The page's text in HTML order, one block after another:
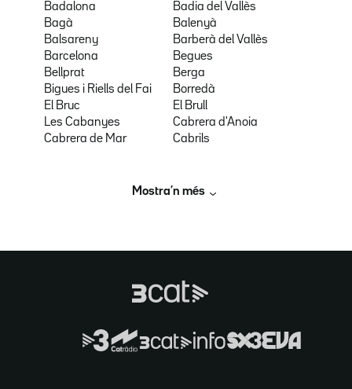
Badalona
Badia del Vallès
Bagà
Balenyà
Balsareny
Barberà del Vallès
Barcelona
Begues
Bellprat
Berga
Bigues i Riells del Fai
Borredà
El Bruc
El Brull
Les Cabanyes
Cabrera d'Anoia
Cabrera de Mar
Cabrils
Mostra’n més